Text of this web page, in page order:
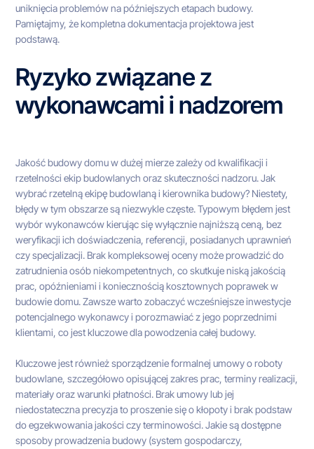
uniknięcia problemów na późniejszych etapach budowy.
Pamiętajmy, że kompletna dokumentacja projektowa jest
podstawą.
Ryzyko związane z
wykonawcami i nadzorem
Jakość budowy domu w dużej mierze zależy od kwalifikacji i
rzetelności ekip budowlanych oraz skuteczności nadzoru. Jak
wybrać rzetelną ekipę budowlaną i kierownika budowy? Niestety,
błędy w tym obszarze są niezwykle częste. Typowym błędem jest
wybór wykonawców kierując się wyłącznie najniższą ceną, bez
weryfikacji ich doświadczenia, referencji, posiadanych uprawnień
czy specjalizacji. Brak kompleksowej oceny może prowadzić do
zatrudnienia osób niekompetentnych, co skutkuje niską jakością
prac, opóźnieniami i koniecznością kosztownych poprawek w
budowie domu. Zawsze warto zobaczyć wcześniejsze inwestycje
potencjalnego wykonawcy i porozmawiać z jego poprzednimi
klientami, co jest kluczowe dla powodzenia całej budowy.
Kluczowe jest również sporządzenie formalnej umowy o roboty
budowlane, szczegółowo opisującej zakres prac, terminy realizacji,
materiały oraz warunki płatności. Brak umowy lub jej
niedostateczna precyzja to proszenie się o kłopoty i brak podstaw
do egzekwowania jakości czy terminowości. Jakie są dostępne
sposoby prowadzenia budowy (system gospodarczy,